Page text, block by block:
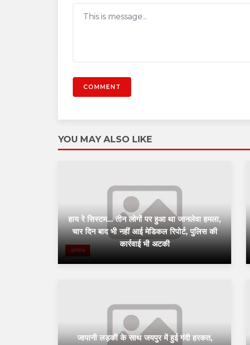
COMMENT
YOU MAY ALSO LIKE
अपराध
हाय रे सिस्टम... तीन लोगों पर हुआ था जानलेवा हमला,
चार दिन बाद भी नहीं आई मेडिकल रिपोर्ट, पुलिस की
कार्रवाई भी अटकी
जापानी लड़की के साथ जयपुर में हुई गंदी हरकत,